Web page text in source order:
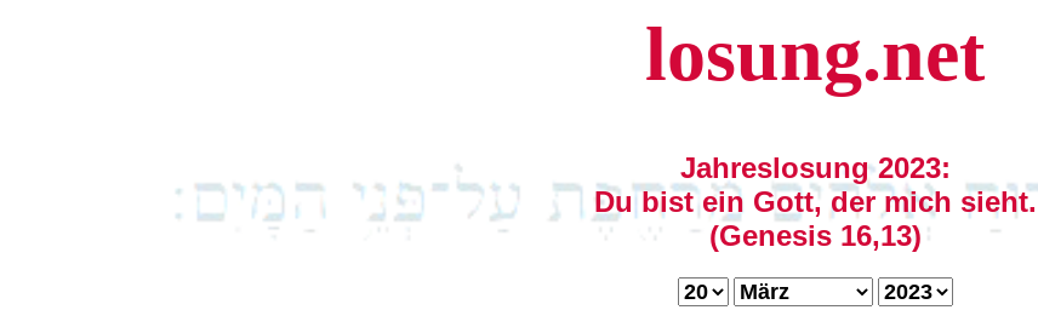
losung.net
Jahreslosung 2023:
Du bist ein Gott, der mich sieht.
(Genesis 16,13)